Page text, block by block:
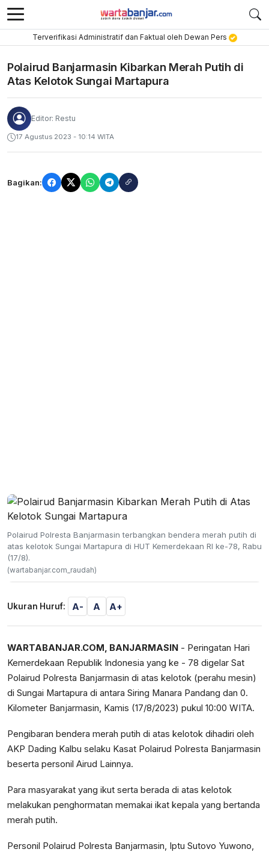
Terverifikasi Administratif dan Faktual oleh Dewan Pers
Polairud Banjarmasin Kibarkan Merah Putih di
Atas Kelotok Sungai Martapura
Editor: Restu
17 Agustus 2023 - 10:14 WITA
Bagikan:
Polairud Polresta Banjarmasin terbangkan bendera merah putih di
atas kelotok Sungai Martapura di HUT Kemerdekaan RI ke-78, Rabu
(17/8).
(wartabanjar.com_raudah)
Ukuran Huruf: A- A A+
WARTABANJAR.COM, BANJARMASIN - Peringatan Hari
Kemerdekaan Republik Indonesia yang ke - 78 digelar Sat
Polairud Polresta Banjarmasin di atas kelotok (perahu mesin)
di Sungai Martapura di antara Siring Manara Pandang dan 0.
Kilometer Banjarmasin, Kamis (17/8/2023) pukul 10:00 WITA.
Pengibaran bendera merah putih di atas kelotok dihadiri oleh
AKP Dading Kalbu selaku Kasat Polairud Polresta Banjarmasin
beserta personil Airud Lainnya.
Para masyarakat yang ikut serta berada di atas kelotok
melakukan penghormatan memakai ikat kepala yang bertanda
merah putih.
Personil Polairud Polresta Banjarmasin, Iptu Sutovo Yuwono,